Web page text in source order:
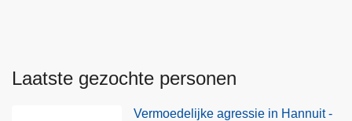
Laatste gezochte personen
Vermoedelijke agressie in Hannuit -